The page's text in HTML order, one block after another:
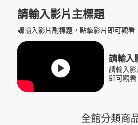
請輸入影片主標題
請輸入影片副標題，點擊影片即可觀看
請輸入
請輸入
即可觀看
全館分類商